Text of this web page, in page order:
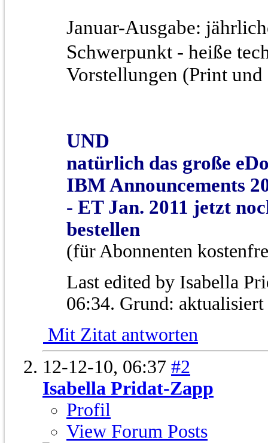
Januar-Ausgabe:
Schwerpunkt - heiße
Vorstellungen (Print
UND
natürlich das große
IBM Announcements
- ET Jan. 2011 jetzt
bestellen
(für Abonnenten
Last edited by Isabella
06:34. Grund: aktualisiert
Mit Zitat antworten
12-12-10, 06:37 #2
Isabella Pridat-Zapp
Profil
View Forum Posts